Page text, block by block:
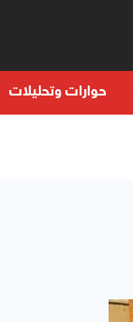
حوارات وتحليلات